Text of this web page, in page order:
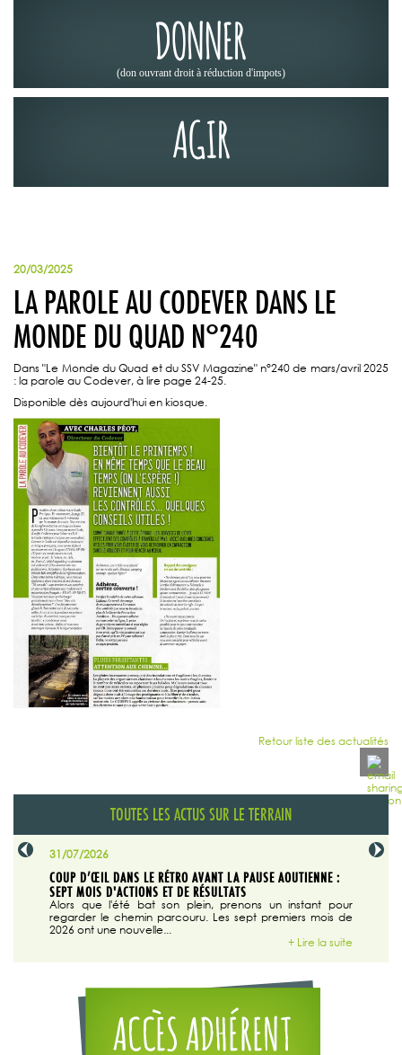
DONNER
(don ouvrant droit à réduction d'impots)
AGIR
20/03/2025
LA PAROLE AU CODEVER DANS LE
MONDE DU QUAD N°240
Dans "Le Monde du Quad et du SSV Magazine" n°240 de mars/avril 2025
: la parole au Codever, à lire page 24-25.
Disponible dès aujourd'hui en kiosque.
Retour liste des actualités
TOUTES LES ACTUS SUR LE TERRAIN
31/07/2026
COUP D’ŒIL DANS LE RÉTRO AVANT LA PAUSE AOUTIENNE :
SEPT MOIS D'ACTIONS ET DE RÉSULTATS
Alors que l'été bat son plein, prenons un instant pour
regarder le chemin parcouru. Les sept premiers mois de
2026 ont une nouvelle...
+ Lire la suite
29/07/